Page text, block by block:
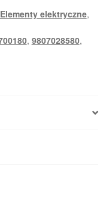
Elementy elektryczne,
, 9807028580,